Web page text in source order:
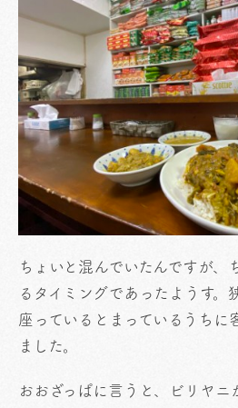
ちょいと混んでいたんですが、
るタイミングであったようす。
座っているとまっているうちに
ました。
おおざっぱに言うと、ビリヤニ